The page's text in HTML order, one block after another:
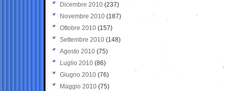
Dicembre 2010 (237)
Novembre 2010 (187)
Ottobre 2010 (157)
Settembre 2010 (148)
Agosto 2010 (75)
Luglio 2010 (86)
Giugno 2010 (76)
Maggio 2010 (75)